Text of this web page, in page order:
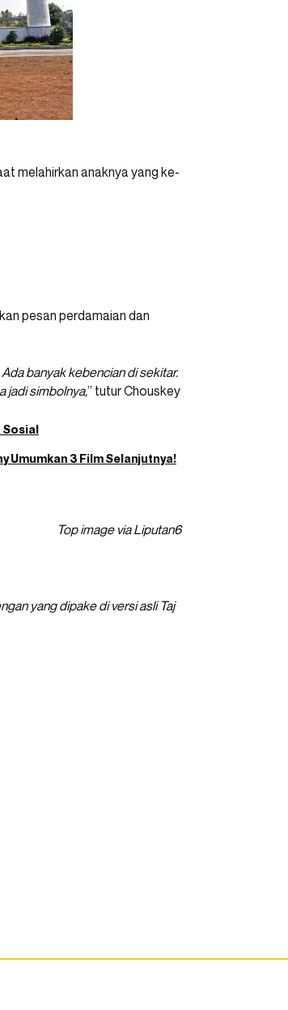
melahirkan anaknya yang ke-
pesan perdamaian dan
banyak kebencian di sekitar.
jadi simbolnya,” tutur Chouskey
Sosial
Umumkan 3 Film Selanjutnya!
Top image via Liputan6
yang dipake di versi asli Taj